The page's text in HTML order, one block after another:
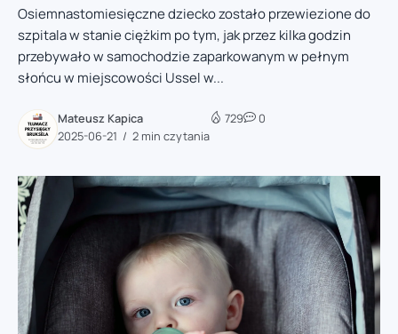
Osiemnastomiesięczne dziecko zostało przewiezione do
szpitala w stanie ciężkim po tym, jak przez kilka godzin
przebywało w samochodzie zaparkowanym w pełnym
słońcu w miejscowości Ussel w...
Mateusz Kapica
2025-06-21
2 min czytania
729 0